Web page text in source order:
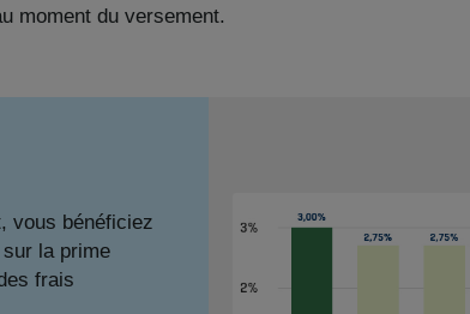
moment du versement.
vous bénéficiez
sur la prime
frais